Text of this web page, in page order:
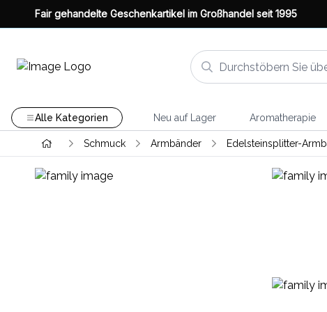
Fair gehandelte Geschenkartikel im Großhandel seit 1995
Alle Kategorien Neu auf Lager Aromatherapie
Schmuck Armbänder Edelsteinsplitter-